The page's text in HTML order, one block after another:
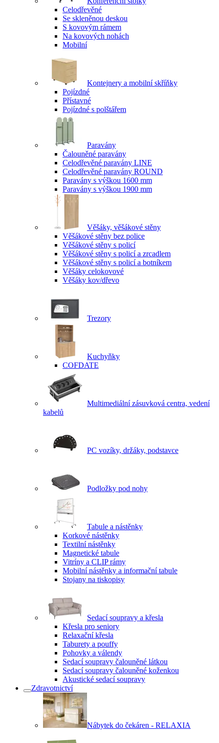
Celodřevěné
Se skleněnou deskou
S kovovým rámem
Na kovových nohách
Mobilní
Kontejnery a mobilní skříňky
Pojízdné
Přístavné
Pojízdné s polštářem
Paravány
Čalouněné paravány
Celodřevěné paravány LINE
Celodřevěné paravány ROUND
Paravány s výškou 1600 mm
Paravány s výškou 1900 mm
Věšáky, věšákové stěny
Věšákové stěny bez police
Věšákové stěny s policí
Věšákové stěny s policí a zrcadlem
Věšákové stěny s policí a botníkem
Věšáky celokovové
Věšáky kov/dřevo
Trezory
Kuchyňky
COFDATE
Multimediální zásuvková centra, vedení
kabelů
PC vozíky, držáky, podstavce
Podložky pod nohy
Tabule a nástěnky
Korkové nástěnky
Textilní nástěnky
Magnetické tabule
Vitríny a CLIP rámy
Mobilní nástěnky a informační tabule
Stojany na tiskopisy
Sedací soupravy a křesla
Křesla pro seniory
Relaxační křesla
Taburety a pouffy
Pohovky a válendy
Sedací soupravy čalouněné látkou
Sedací soupravy čalouněné koženkou
Akustické sedací soupravy
Zdravotnictví
Nábytek do čekáren - RELAXIA